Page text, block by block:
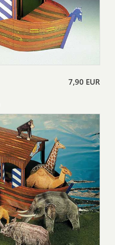
7,90 EUR